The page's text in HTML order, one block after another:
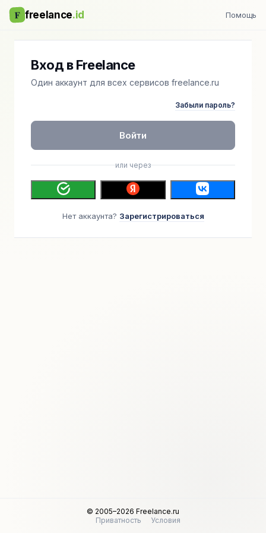
F freelance.id Помощь
Вход в Freelance
Один аккаунт для всех сервисов freelance.ru
Забыли пароль?
Войти
или через
Нет аккаунта? Зарегистрироваться
© 2005–2026 Freelance.ru
Приватность
Условия